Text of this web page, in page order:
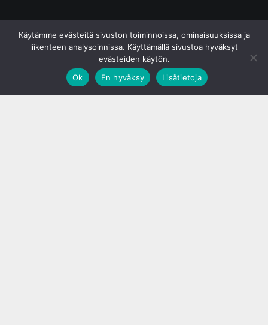
Käytämme evästeitä sivuston toiminnoissa, ominaisuuksissa ja
liikenteen analysoinnissa. Käyttämällä sivustoa hyväksyt
evästeiden käytön.
Ok
En hyväksy Lisätietoja